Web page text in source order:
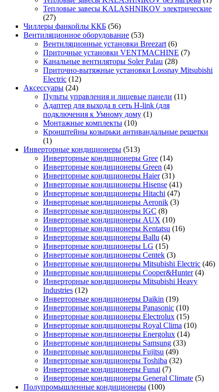
Тепловые завесы KALASHNIKOV электрические
(27)
Чиллеры фанкойлы ККБ (56)
Вентиляционное оборудование (53)
Вентиляционные установки Breezart (6)
Приточные установки VENTMACHINE (7)
Канальные вентиляторы Soler Palau (28)
Приточно-вытяжные установки Lossnay Mitsubishi
Electric (12)
Аксессуары (24)
Пульты управления и лицевые панели (11)
Адаптер для выхода в сеть H-link (для
подключения к Умному дому (1)
Монтажные комплекты (10)
Кронштейны козырьки антивандальные решетки
(1)
Инверторные кондиционеры (513)
Инверторные кондиционеры Gree (14)
Инверторные кондиционеры Green (4)
Инверторные кондиционеры Haier (31)
Инверторные кондиционеры Hisense (41)
Инверторные кондиционеры Hitachi (47)
Инверторные кондиционеры Aeronik (3)
Инверторные кондиционеры IGC (8)
Инверторные кондиционеры AUX (10)
Инверторные кондиционеры Kentatsu (16)
Инверторные кондиционеры Ballu (4)
Инверторные кондиционеры LG (15)
Инверторные кондиционеры Centek (3)
Инверторные кондиционеры Mitsubishi Electric (46)
Инверторные кондиционеры Cooper&Hunter (4)
Инверторные кондиционеры Mitsubishi Heavy
Industries (12)
Инверторные кондиционеры Daikin (19)
Инверторные кондиционеры Panasonic (10)
Инверторные кондиционеры Electrolux (15)
Инверторные кондиционеры Royal Clima (10)
Инверторные кондиционеры Energolux (14)
Инверторные кондиционеры Samsung (33)
Инверторные кондиционеры Fujitsu (49)
Инверторные кондиционеры Toshiba (32)
Инверторные кондиционеры Funai (7)
Инверторные кондиционеры General Climate (5)
Полупромышленные кондиционеры (100)